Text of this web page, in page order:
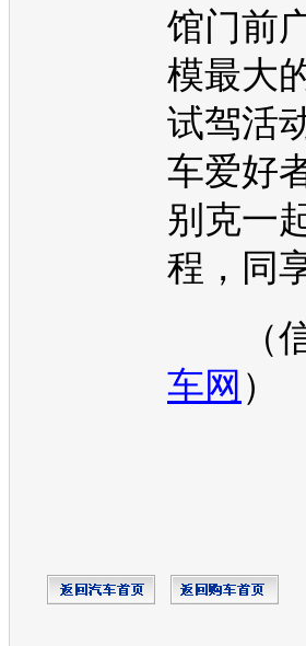
馆门前
模最大
试驾活
车爱好
别克一
程，同
（信
车网 ）